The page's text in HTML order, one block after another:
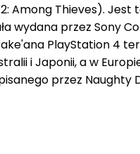
Among Thieves).
wydana przez Sony
PlayStation 4
i Japonii, a w
przez